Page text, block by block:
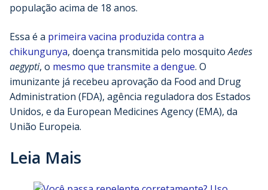
população acima de 18 anos.
Essa é a primeira vacina produzida contra a
chikungunya, doença transmitida pelo mosquitoAedes
aegypti, o mesmo que transmite a dengue. O
imunizante já recebeu aprovação da Food and Drug
Administration (FDA), agência reguladora dos Estados
Unidos, e da European Medicines Agency (EMA), da
União Europeia.
Leia Mais